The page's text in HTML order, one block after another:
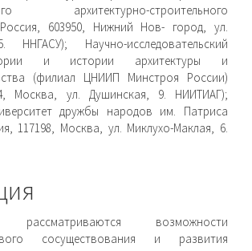
архитектурно-строительного
603950, Нижний Нов- город, ул.
ННГАСУ); Научно-исследовательский
и истории архитектуры и
(филиал ЦНИИП Минстроя России)
Москва, ул. Душинская, 9. НИИТИАГ);
дружбы народов им. Патриса
117198, Москва, ул. Миклухо-Маклая, 6.
возможности
сосуществования и развития